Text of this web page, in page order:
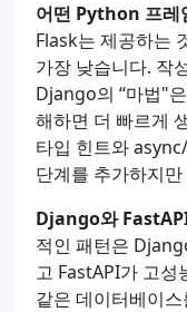
어떤 Python 프레
Flask는 제공하는
가장 낮습니다. 작
Django의 “마법"
해하면 더 빠르게
타입 힌트와
단계를 추가하지
Django와
적인 패턴은
고 FastAPI가 고성
같은 데이터베이